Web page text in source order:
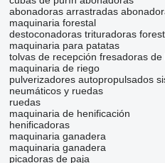
abonadoras arrastradas
maquinaria forestal
destoconadoras trituradoras
maquinaria para patatas
tolvas de recepción fresadoras de
maquinaria de riego
pulverizadores autopropulsados
neumáticos y ruedas
ruedas
maquinaria de henificación
henificadoras
maquinaria ganadera
maquinaria ganadera
picadoras de paja